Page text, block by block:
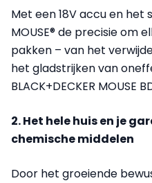
Met een 18V accu en het
MOUSE® de precisie om
pakken – van het
het gladstrijken van
BLACK+DECKER MOUSE
2. Het hele huis en je
chemische middelen
Door het groeiende